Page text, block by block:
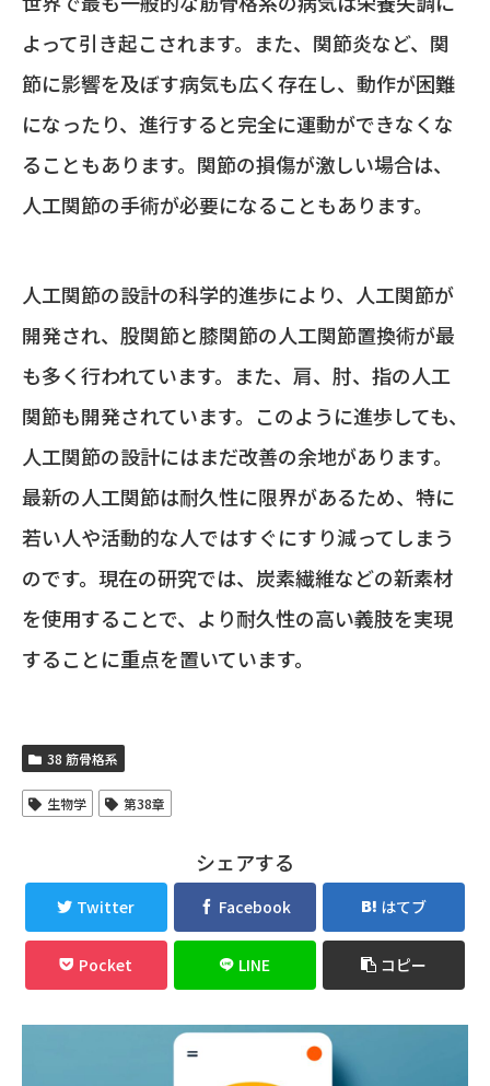
よって引き起こされます。また、関節炎など、関
節に影響を及ぼす病気も広く存在し、動作が困難
になったり、進行すると完全に運動ができなくな
ることもあります。関節の損傷が激しい場合は、
人工関節の手術が必要になることもあります。
人工関節の設計の科学的進歩により、人工関節が
開発され、股関節と膝関節の人工関節置換術が最
も多く行われています。また、肩、肘、指の人工
関節も開発されています。このように進歩しても、
人工関節の設計にはまだ改善の余地があります。
最新の人工関節は耐久性に限界があるため、特に
若い人や活動的な人ではすぐにすり減ってしまう
のです。現在の研究では、炭素繊維などの新素材
を使用することで、より耐久性の高い義肢を実現
することに重点を置いています。
38 筋骨格系
生物学 第38章
シェアする
Twitter Facebook はてブ
Pocket LINE コピー